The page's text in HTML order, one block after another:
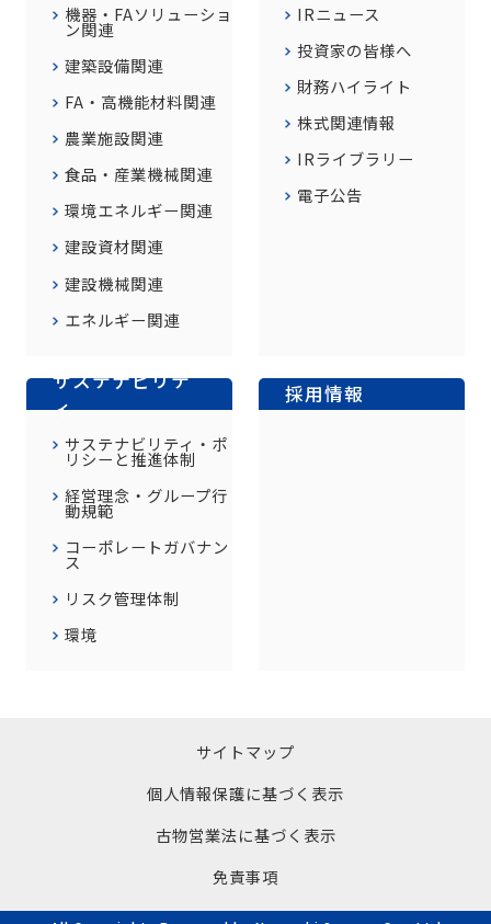
機器・FAソリューショ
ン関連
建築設備関連
FA・高機能材料関連
農業施設関連
食品・産業機械関連
環境エネルギー関連
建設資材関連
建設機械関連
エネルギー関連
IRニュース
投資家の皆様へ
財務ハイライト
株式関連情報
IRライブラリー
電子公告
サステナビリテ
ィ
サステナビリティ・ポ
リシーと推進体制
経営理念・グループ行
動規範
コーポレートガバナン
ス
リスク管理体制
環境
採用情報
サイトマップ
個人情報保護に基づく表示
古物営業法に基づく表示
免責事項